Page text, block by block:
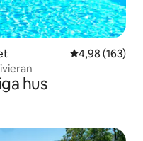
4,98 av 5 i
4,98 (163)
hus